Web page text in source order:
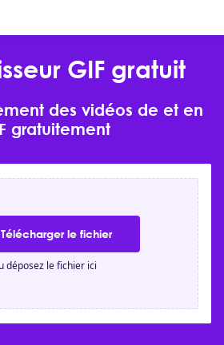
GIF gratuit
des vidéos de et en
gratuitement
Télécharger le fichier
déposez le fichier ici